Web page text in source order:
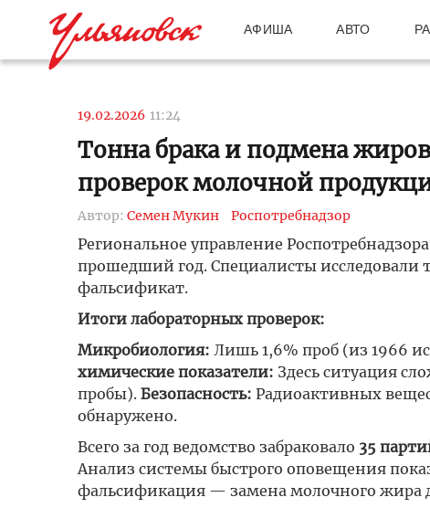
АФИША АВТО
19.02.2026 11:24
Тонна брака и подмена
проверок молочной
Автор: Семен Мукин Роспотребнадзор
Региональное управление
прошедший год. Специалисты исследовали
фальсификат.
Итоги лабораторных проверок:
Микробиология: Лишь 1,6% проб (из 1966
химические показатели: Здесь ситуация
пробы). Безопасность: Радиоактивных
обнаружено.
Всего за год ведомство забраковало 35
Анализ системы быстрого оповещения
фальсификация — замена молочного